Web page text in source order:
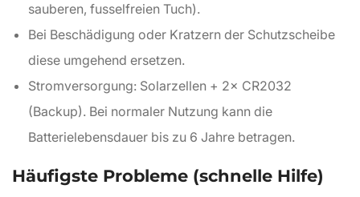
sauberen, fusselfreien Tuch).
Bei Beschädigung oder Kratzern der Schutzscheibe
diese umgehend ersetzen.
Stromversorgung: Solarzellen + 2× CR2032
(Backup). Bei normaler Nutzung kann die
Batterielebensdauer bis zu 6 Jahre betragen.
Häufigste Probleme (schnelle Hilfe)